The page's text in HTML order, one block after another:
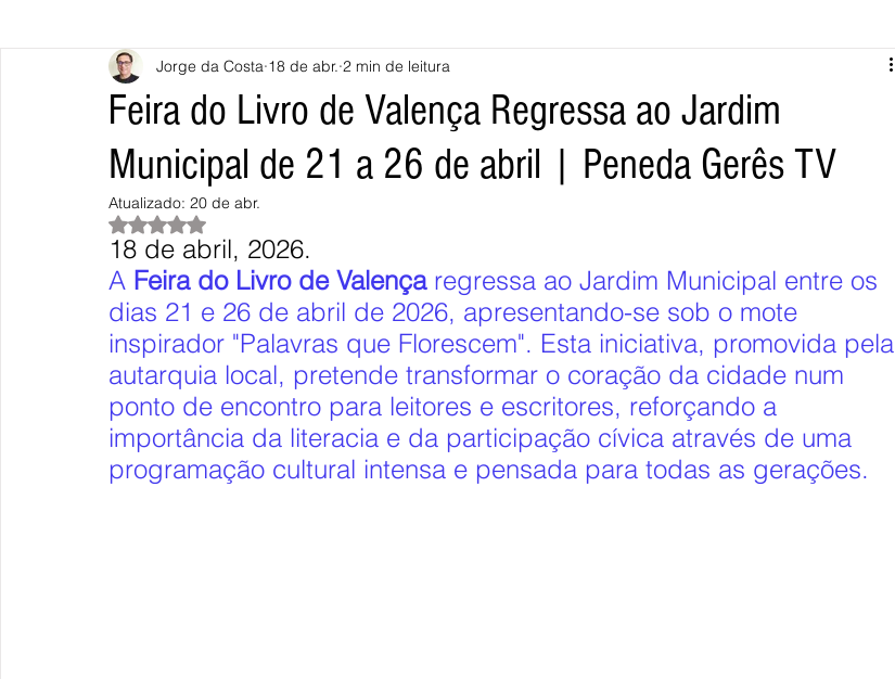
Vila Nova de Cerveira Monção Valença
Terras de Bouro Póvoa de Lanhoso Vieira do Minho Vila Verde Braga Barcelos Regional
União Europeia Eurocidades
Feira do Livro de Valença Regressa ao Jardim
Municipal de 21 a 26 de abril | Peneda Gerês TV
Jorge da Costa 18 de abr. 2 min de leitura
Atualizado: 20 de abr.
Avaliado com NaN de 5 estrelas.
18 de abril, 2026.
A Feira do Livro de Valença regressa ao Jardim Municipal entre os
dias 21 e 26 de abril de 2026, apresentando-se sob o mote
inspirador "Palavras que Florescem". Esta iniciativa, promovida pela
autarquia local, pretende transformar o coração da cidade num
ponto de encontro para leitores e escritores, reforçando a
importância da literacia e da participação cívica através de uma
programação cultural intensa e pensada para todas as gerações.